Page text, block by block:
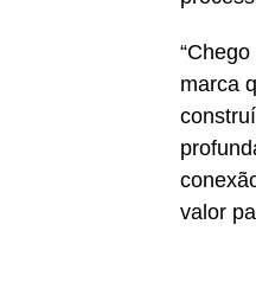
marca
valor